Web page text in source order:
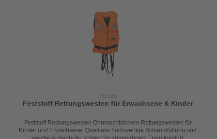
77712M
Feststoff Rettungswesten für Erwachsene & Kinder
Feststoff Restungswesten Ohnmachtsichere Rettungswesten für
Kinder und Erwachsene. Qualitativ hochwertige Schaumfüllung und